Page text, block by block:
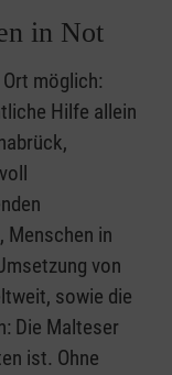
in Not
möglich:
Hilfe allein
Menschen in
von
sowie die
Die Malteser
ist. Ohne